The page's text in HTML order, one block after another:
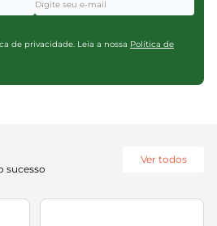
de privacidade. Leia a nossa Política de
sucesso
Ver todos